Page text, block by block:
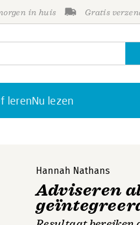
in huis Gratis
lerenNu lezen
Hannah Nathans
Adviseren